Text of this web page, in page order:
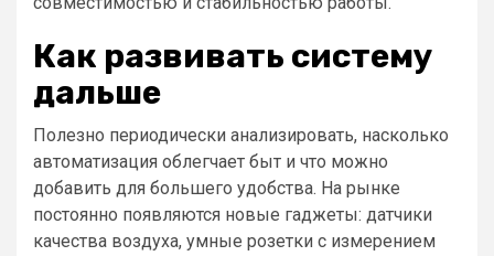
Как развивать систему
дальше
Полезно периодически анализировать, насколько
автоматизация облегчает быт и что можно
добавить для большего удобства. На рынке
постоянно появляются новые гаджеты: датчики
качества воздуха, умные розетки с измерением